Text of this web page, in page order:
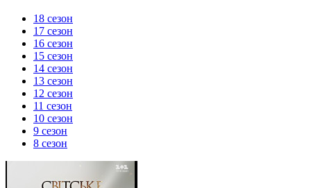
18 сезон
17 сезон
16 сезон
15 сезон
14 сезон
13 сезон
12 сезон
11 сезон
10 сезон
9 сезон
8 сезон